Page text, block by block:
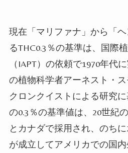
現在「マリファナ」から「
るTHC0.3％の基準は、国際
（IAPT）の依頼で1970年代
の植物科学者アーネスト・
クロンクイストによる研究
の0.3％の基準値は、20世紀
とカナダで採用され、のち
が成立してアメリカでの国